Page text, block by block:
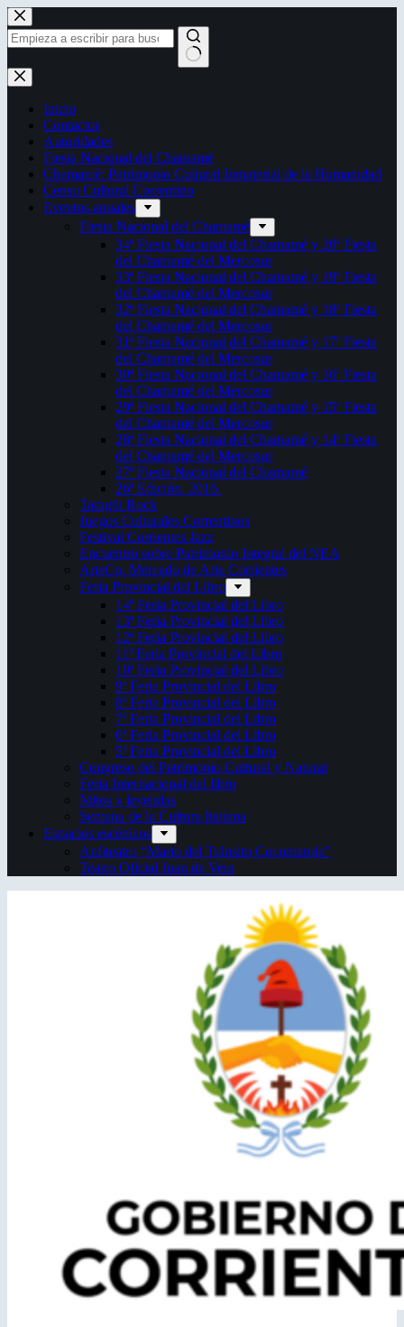
Saltar
al
contenido
Sin
resultados
Inicio
Contactos
Autoridades
Fiesta Nacional del Chamamé
Chamamé: Patrimonio Cultural Inmaterial de la Humanidad
Censo Cultural Correntino
Eventos anuales
Fiesta Nacional del Chamamé
34ª Fiesta Nacional del Chamamé y 20ª Fiesta
del Chamamé del Mercosur
33ª Fiesta Nacional del Chamamé y 19ª Fiesta
del Chamamé del Mercosur
32ª Fiesta Nacional del Chamamé y 18ª Fiesta
del Chamamé del Mercosur
31ª Fiesta Nacional del Chamamé y 17ª Fiesta
del Chamamé del Mercosur
30ª Fiesta Nacional del Chamamé y 16ª Fiesta
del Chamamé del Mercosur
29ª Fiesta Nacional del Chamamé y 15ª Fiesta
del Chamamé del Mercosur
28ª Fiesta Nacional del Chamamé y 14ª Fiesta
del Chamamé del Mercosur
27ª Fiesta Nacional del Chamamé
26ª Edición. 2016.
Taragüi Rock
Juegos Culturales Correntinos
Festival Corrientes Jazz
Encuentro sobre Patrimonio Integral del NEA
ArteCo. Mercado de Arte Corrientes
Feria Provincial del Libro
14ª Feria Provincial del Libro
13ª Feria Provincial del Libro
12ª Feria Provincial del Libro
11ª Feria Provincial del Libro
10ª Feria Provincial del Libro
9ª Feria Provincial del Libro
8ª Feria Provincial del Libro
7ª Feria Provincial del Libro
6ª Feria Provincial del Libro
5ª Feria Provincial del Libro
Congreso del Patrimonio Cultural y Natural
Feria Internacional del libro
Mitos y leyendas
Semana de la Cultura Italiana
Espacios escénicos
Anfiteatro “Mario del Tránsito Cocomarola”
Teatro Oficial Juan de Vera